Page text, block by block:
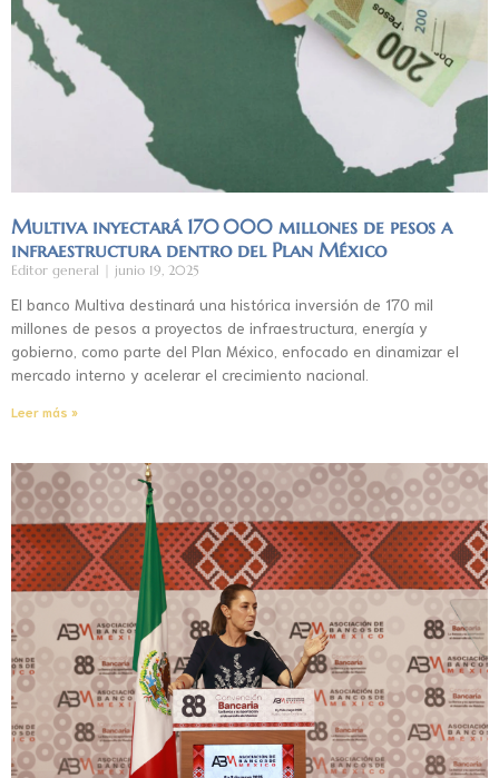
Multiva inyectará 170 000 millones de pesos a
infraestructura dentro del Plan México
Editor general junio 19, 2025
El banco Multiva destinará una histórica inversión de 170 mil
millones de pesos a proyectos de infraestructura, energía y
gobierno, como parte del Plan México, enfocado en dinamizar el
mercado interno y acelerar el crecimiento nacional.
Leer más »